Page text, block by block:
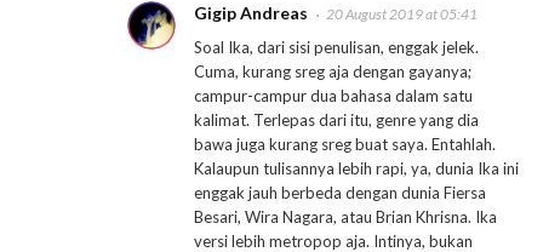
Gigip Andreas 20 August 2019 at 05:41
Soal Ika, dari sisi penulisan, enggak jelek.
Cuma, kurang sreg aja dengan gayanya;
campur-campur dua bahasa dalam satu
kalimat. Terlepas dari itu, genre yang dia
bawa juga kurang sreg buat saya. Entahlah.
Kalaupun tulisannya lebih rapi, ya, dunia Ika ini
enggak jauh berbeda dengan dunia Fiersa
Besari, Wira Nagara, atau Brian Khrisna. Ika
versi lebih metropop aja. Intinya, bukan